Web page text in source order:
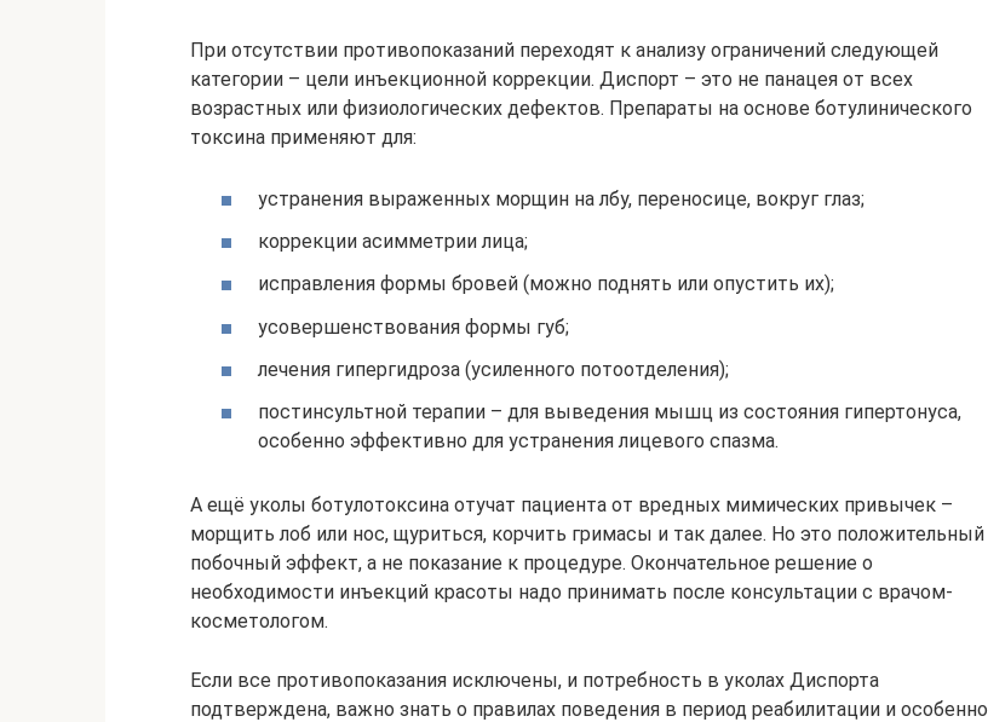
При отсутствии противопоказаний переходят к анализу ограничений следующей
категории – цели инъекционной коррекции. Диспорт – это не панацея от всех
возрастных или физиологических дефектов. Препараты на основе ботулинического
токсина применяют для:
устранения выраженных морщин на лбу, переносице, вокруг глаз;
коррекции асимметрии лица;
исправления формы бровей (можно поднять или опустить их);
усовершенствования формы губ;
лечения гипергидроза (усиленного потоотделения);
постинсультной терапии – для выведения мышц из состояния гипертонуса,
особенно эффективно для устранения лицевого спазма.
А ещё уколы ботулотоксина отучат пациента от вредных мимических привычек –
морщить лоб или нос, щуриться, корчить гримасы и так далее. Но это положительный
побочный эффект, а не показание к процедуре. Окончательное решение о
необходимости инъекций красоты надо принимать после консультации с врачом-
косметологом.
Если все противопоказания исключены, и потребность в уколах Диспорта
подтверждена, важно знать о правилах поведения в период реабилитации и особенно